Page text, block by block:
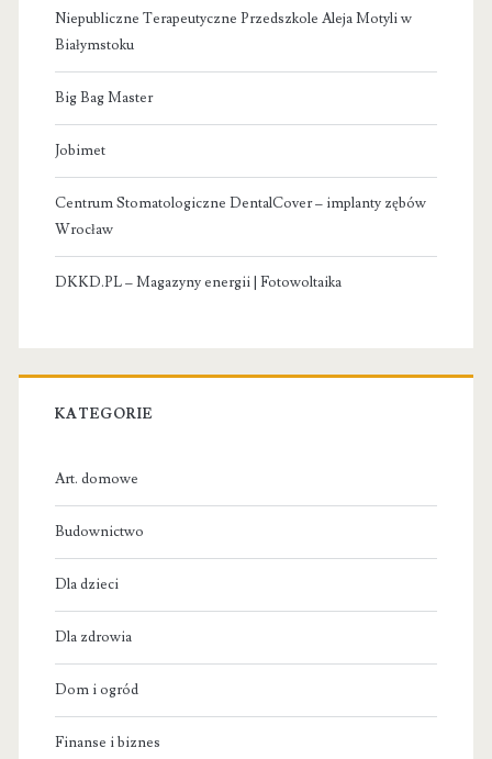
Niepubliczne Terapeutyczne Przedszkole Aleja Motyli w
Białymstoku
Big Bag Master
Jobimet
Centrum Stomatologiczne DentalCover – implanty zębów
Wrocław
DKKD.PL – Magazyny energii | Fotowoltaika
KATEGORIE
Art. domowe
Budownictwo
Dla dzieci
Dla zdrowia
Dom i ogród
Finanse i biznes